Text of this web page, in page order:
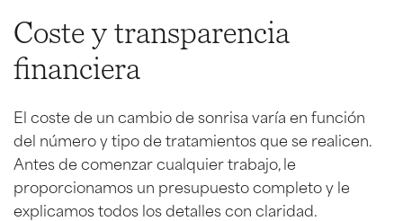
Coste y transparencia
financiera
El coste de un cambio de sonrisa varía en función
del número y tipo de tratamientos que se realicen.
Antes de comenzar cualquier trabajo, le
proporcionamos un presupuesto completo y le
explicamos todos los detalles con claridad.